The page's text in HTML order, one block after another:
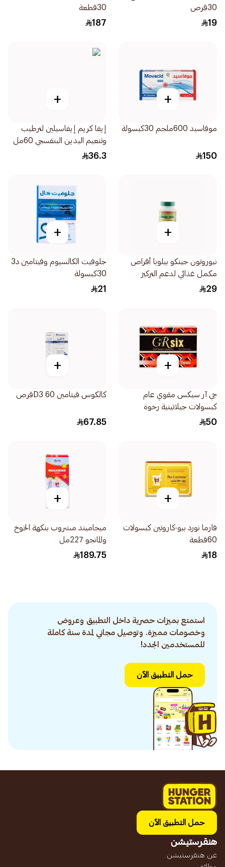
30قرص
19
30قطعة
187
+
موفاسيد 600ملجم 30كبسولة
150
+
إيفا كريم إيفاسيلين لترطيب
وتنعيم اليدين البنفسجي 60مل
36.3
+
نيوروتون جينكو بيلوبا أقراص
مكمل غذائي لدعم التركيز
والذاكرة 30اقراص
29
+
جلوفيت الكالسيوم وفيتامين د3
30كبسولة
21
+
جي آر سيكس مقوي عام
كبسولات جيلاتينية رخوة
16كبسولة
50
+
كالكوس فيتامين D3 60قرص
67.85
+
فارما نورد بيو-كاروتين كبسولات
60قطعة
18
+
ميجاميند مشروب بنكهة الخوخ
والمانجو 227مل
189.75
استمتع بميزات حصرية داخل التطبيق وعروض
وخصومات مميزة. وتوصيل مجاني لمدة سنة كاملة
للمستخدمين الجدد!
حمل التطبيق الآن
حمل التطبيق الآن
هنقرستيشن
عن هنقرستيشن